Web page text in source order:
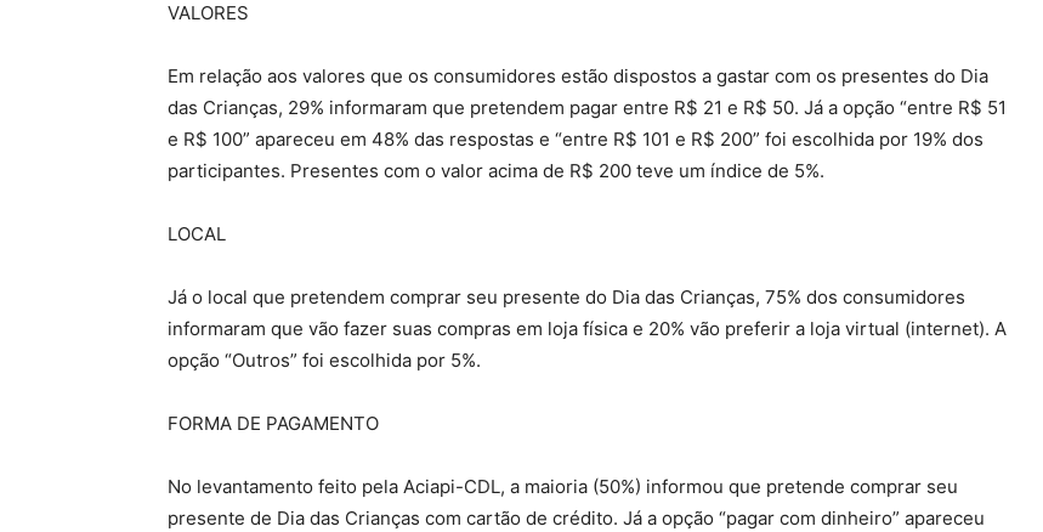
VALORES
Em relação aos valores que os consumidores estão dispostos a gastar com os presentes do Dia
das Crianças, 29% informaram que pretendem pagar entre R$ 21 e R$ 50. Já a opção “entre R$ 51
e R$ 100” apareceu em 48% das respostas e “entre R$ 101 e R$ 200” foi escolhida por 19% dos
participantes. Presentes com o valor acima de R$ 200 teve um índice de 5%.
LOCAL
Já o local que pretendem comprar seu presente do Dia das Crianças, 75% dos consumidores
informaram que vão fazer suas compras em loja física e 20% vão preferir a loja virtual (internet). A
opção “Outros” foi escolhida por 5%.
FORMA DE PAGAMENTO
No levantamento feito pela Aciapi-CDL, a maioria (50%) informou que pretende comprar seu
presente de Dia das Crianças com cartão de crédito. Já a opção “pagar com dinheiro” apareceu